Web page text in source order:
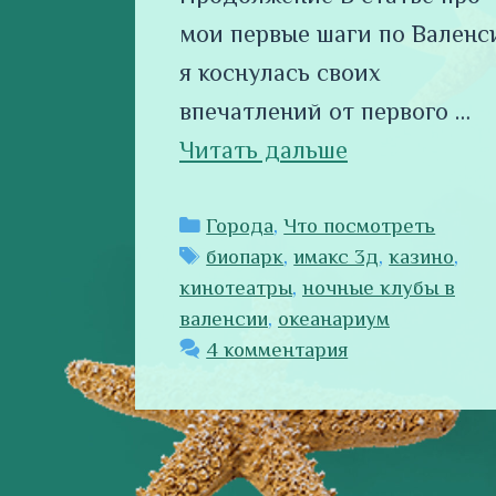
мои первые шаги по
я коснулась своих
впечатлений от первого …
Читать дальше
Рубрики
Города,Что посмотреть
Метки
биопарк,имакс 3д,казино,
кинотеатры, ночные клубы в
валенсии, океанариум
4 комментария